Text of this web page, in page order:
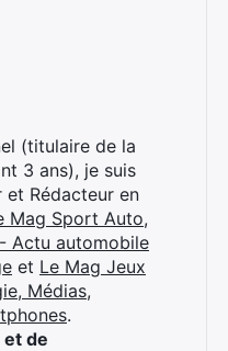
(titulaire de la
3 ans), je suis
et Rédacteur en
Mag Sport Auto,
Actu automobile
et Le Mag Jeux
Médias,
.
et de